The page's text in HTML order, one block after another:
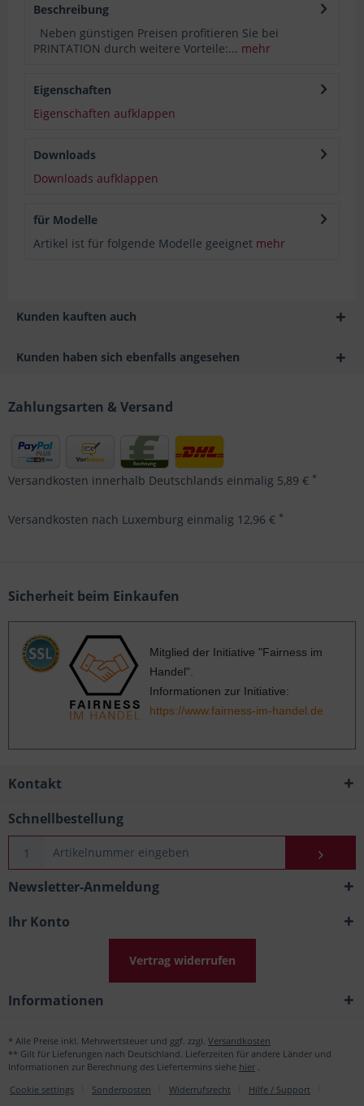
Beschreibung
Neben günstigen Preisen profitieren Sie bei
PRINTATION durch weitere Vorteile:... mehr
Eigenschaften
Eigenschaften aufklappen
Downloads
Downloads aufklappen
für Modelle
Artikel ist für folgende Modelle geeignet mehr
Kunden kauften auch
Kunden haben sich ebenfalls angesehen
Zahlungsarten & Versand
Versandkosten innerhalb Deutschlands einmalig 5,89 € *
Versandkosten nach Luxemburg einmalig 12,96 € *
Sicherheit beim Einkaufen
Mitglied der Initiative "Fairness im
Handel".
Informationen zur Initiative:
https://www.fairness-im-handel.de
Kontakt
Schnellbestellung
Newsletter-Anmeldung
Ihr Konto
Vertrag widerrufen
Informationen
* Alle Preise inkl. Mehrwertsteuer und ggf. zzgl. Versandkosten
** Gilt für Lieferungen nach Deutschland. Lieferzeiten für andere Länder und
Informationen zur Berechnung des Liefertermins siehe hier
Cookie settings
Sonderposten Widerrufsrecht
Hilfe / Support